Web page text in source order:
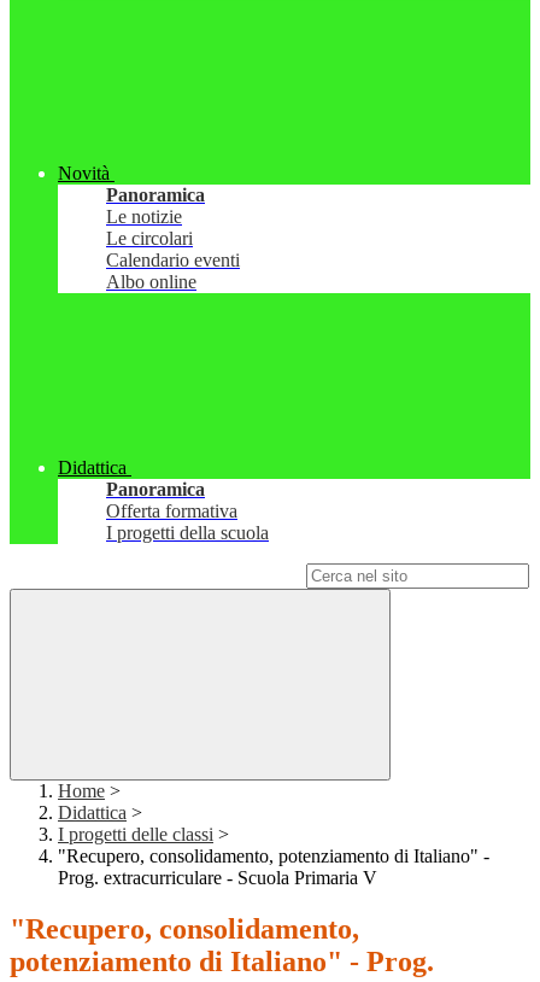
Novità
Panoramica
Le notizie
Le circolari
Calendario eventi
Albo online
Didattica
Panoramica
Offerta formativa
I progetti della scuola
Home >
Didattica >
I progetti delle classi >
"Recupero, consolidamento, potenziamento di Italiano" -
Prog. extracurriculare - Scuola Primaria V
"Recupero, consolidamento,
potenziamento di Italiano" - Prog.